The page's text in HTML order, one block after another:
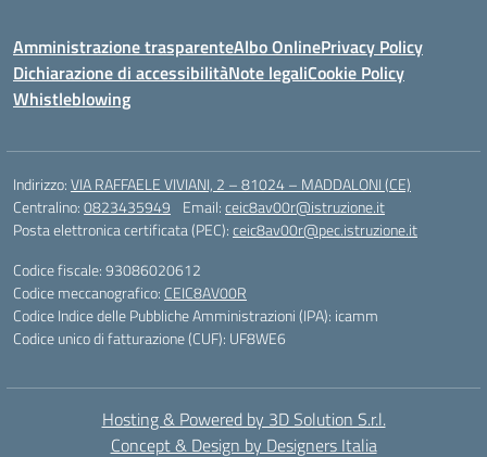
Amministrazione trasparenteAlbo OnlinePrivacy Policy
Dichiarazione di accessibilitàNote legaliCookie Policy
Whistleblowing
Indirizzo:VIA RAFFAELE VIVIANI, 2 – 81024 – MADDALONI (CE)
Centralino:0823435949 Email:ceic8av00r@istruzione.it
Posta elettronica certificata (PEC):ceic8av00r@pec.istruzione.it
Codice fiscale: 93086020612
Codice meccanografico: CEIC8AV00R
Codice Indice delle Pubbliche Amministrazioni (IPA): icamm
Codice unico di fatturazione (CUF): UF8WE6
Hosting & Powered by 3D Solution S.r.l.
Concept & Design by Designers Italia